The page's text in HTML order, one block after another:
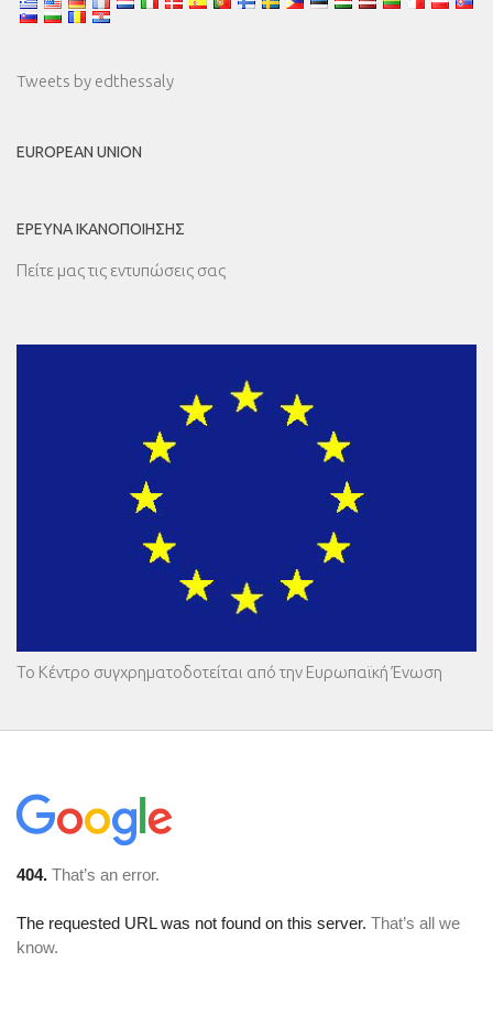
Tweets by edthessaly
EUROPEAN UNION
ΈΡΕΥΝΑ ΙΚΑΝΟΠΟΊΗΣΗΣ
Πείτε μας τις εντυπώσεις σας
Το Κέντρο συγχρηματοδοτείται από την Ευρωπαϊκή Ένωση